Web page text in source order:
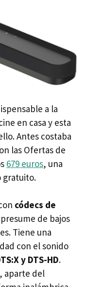
a la
en casa y esta
Antes costaba
las Ofertas de
679 euros, una
gratuito.
códecs de
de bajos
Tiene una
con el sonido
y DTS-HD.
, aparte del